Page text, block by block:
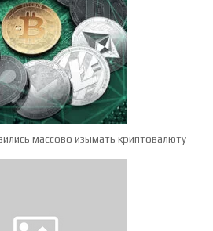
массово изымать криптовалюту